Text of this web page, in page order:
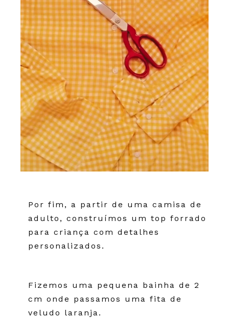
Por fim, a partir de uma camisa de
adulto, construímos um top forrado
para criança com detalhes
personalizados.
Fizemos uma pequena bainha de 2
cm onde passamos uma fita de
veludo laranja.